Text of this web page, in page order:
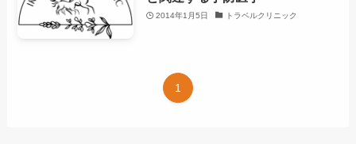
2014年1月5日 トラベルクリニック
1